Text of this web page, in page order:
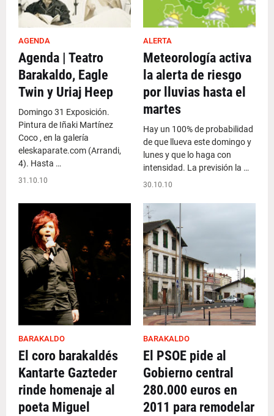
AGENDA
Agenda | Teatro
Barakaldo, Eagle
Twin y Uriaj Heep
Domingo 31 Exposición.
Pintura de Iñaki Martínez
Coco , en la galería
eleskaparate.com (Arrandi,
4). Hasta …
31.10.10
ALERTA
Meteorología activa
la alerta de riesgo
por lluvias hasta el
martes
Hay un 100% de probabilidad
de que llueva este domingo y
lunes y que lo haga con
intensidad. La previsión la …
30.10.10
BARAKALDO
El coro barakaldés
Kantarte Gazteder
rinde homenaje al
poeta Miguel
BARAKALDO
El PSOE pide al
Gobierno central
280.000 euros en
2011 para remodelar